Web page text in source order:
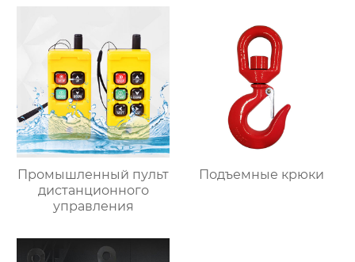
Промышленный пульт
дистанционного
управления
Подъемные крюки